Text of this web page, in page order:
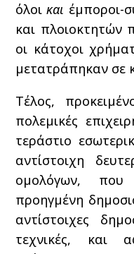
όλοικαι έμποροι-
και πλοιοκτητών
οι κάτοχοι
μετατράπηκαν σε
Τέλος,
πολεμικές
τεράστιο
αντίστοιχη
ομολόγων, που
προηγμένη
αντίστοιχες
τεχνικές, και